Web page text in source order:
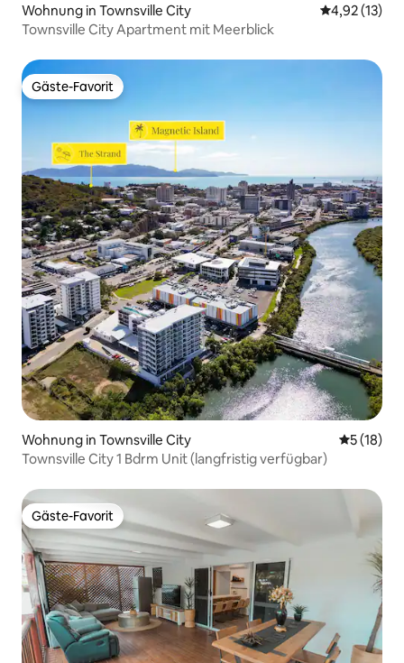
Wohnung in Townsville City
4,92 (13)
Townsville City Apartment mit Meerblick
Gäste-Favorit
Gäste-Favorit
Wohnung in Townsville City
5 (18)
Townsville City 1 Bdrm Unit (langfristig verfügbar)
Gäste-Favorit
Gäste-Favorit